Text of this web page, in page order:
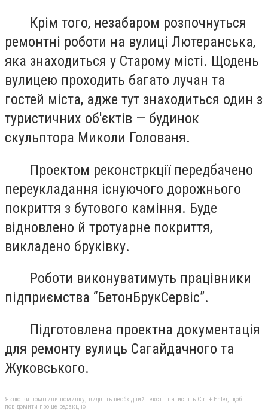
Крім того, незабаром розпочнуться
ремонтні роботи на вулиці Лютеранська,
яка знаходиться у Старому місті. Щодень
вулицею проходить багато лучан та
гостей міста, адже тут знаходиться один з
туристичних об'єктів — будинок
скульптора Миколи Голованя.
Проектом реконстркції передбачено
переукладання існуючого дорожнього
покриття з бутового каміння. Буде
відновлено й тротуарне покриття,
викладено бруківку.
Роботи виконуватимуть працівники
підприємства “БетонБрукСервіс”.
Підготовлена проектна документація
для ремонту вулиць Сагайдачного та
Жуковського.
Якщо ви помітили помилку, виділіть необхідний текст і натисніть Ctrl + Enter, щоб
повідомити про це редакцію